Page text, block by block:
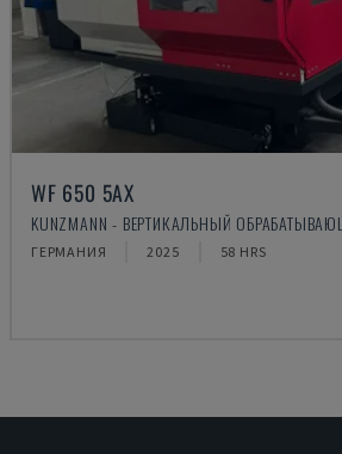
WF 650 5AX
KUNZMANN - ВЕРТИКАЛЬНЫЙ
ГЕРМАНИЯ 2025 58 HRS